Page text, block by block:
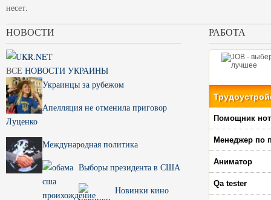
несет.
НОВОСТИ
ВСЕ НОВОСТИ УКРАИНЫ
Украинцы за рубежом
Апелляция не отменила приговор
Луценко
Международная политика
Выборы президента в США
Новинки кино
РАБОТА
Помощник
Менеджер по
Аниматор
Qa tester